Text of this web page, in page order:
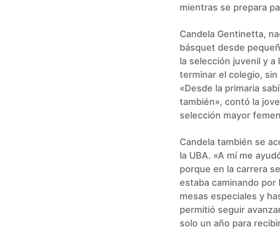
mientras se prepara
Candela Gentinetta,
básquet desde
la selección juvenil y a
terminar el colegio, sin
«Desde la primaria
también», contó la
selección mayor
Candela también se
la UBA. «A mí me
porque en la carrera
estaba caminando por
mesas especiales y
permitió seguir
solo un año para